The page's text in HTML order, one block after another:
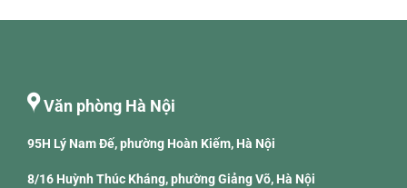
Văn phòng Hà Nội
95H Lý Nam Đế, phường Hoàn Kiếm, Hà Nội
8/16 Huỳnh Thúc Kháng, phường Giảng Võ, Hà Nội